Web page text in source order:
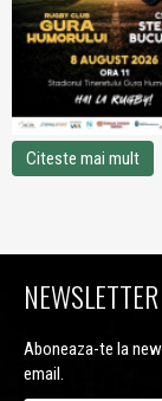
Citeste mai mult
Aboneaza-te la
email.